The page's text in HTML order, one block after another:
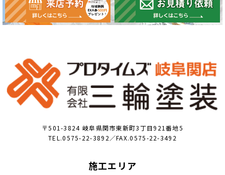
〒501-3824 岐阜県関市東新町3丁目921番地5
TEL.0575-22-3892／FAX.0575-22-3492
施工エリア